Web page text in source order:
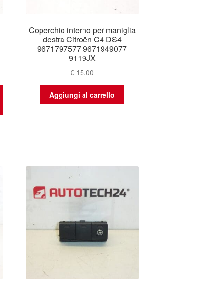
Coperchio interno per maniglia
destra Citroën C4 DS4
9671797577 9671949077
9119JX
€ 15.00
Aggiungi al carrello